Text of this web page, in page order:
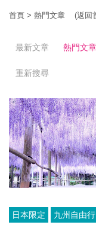
首頁 > 熱門文章 (返回
最新文章 熱門文章
重新搜尋
日本限定 九州自由行